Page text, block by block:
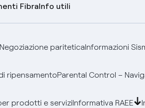
FibraInfo utili
Negoziazione pariteticaInformazioni
ripensamentoParental Control –
prodotti e serviziInformativa RAEE